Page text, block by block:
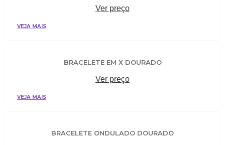
Ver preço
VEJA MAIS
BRACELETE EM X DOURADO
Ver preço
VEJA MAIS
BRACELETE ONDULADO DOURADO